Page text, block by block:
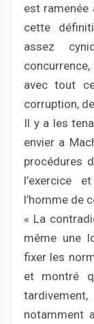
est ramenée
cette
assez
avec tout
corruption,
Il y a les
envier a
procédures
l’exercice
l’homme de
« La
même une
fixer les
et montré
notamment